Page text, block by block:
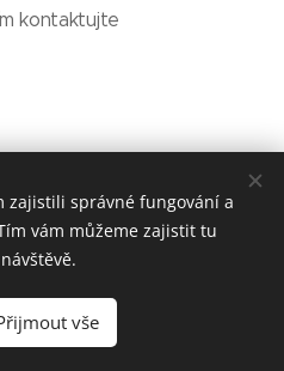
kontaktujte
21
zajistili správné fungování a
vám můžeme zajistit tu
vše